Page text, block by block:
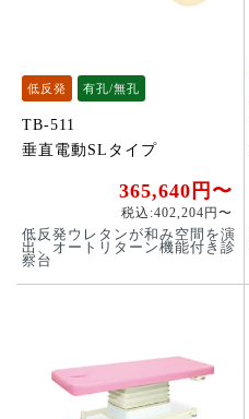
低反発 有孔/無孔
TB-511
垂直電動SLタイプ
365,640円〜
税込:402,204円〜
低反発ウレタンが和み空間を演
出、オートリターン機能付き診
察台